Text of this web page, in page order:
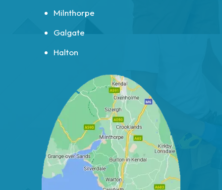
Milnthorpe
Galgate
Halton